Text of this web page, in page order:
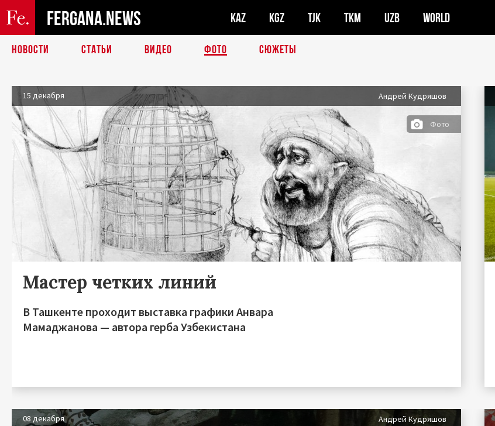
FERGANA.NEWS KAZ KGZ TJK TKM UZB WORLD
НОВОСТИ СТАТЬИ ВИДЕО ФОТО СЮЖЕТЫ
15 декабря Андрей Кудряшов
Фото
Мастер четких линий
В Ташкенте проходит выставка графики Анвара
Мамаджанова — автора герба Узбекистана
08 декабря Андрей Кудряшов